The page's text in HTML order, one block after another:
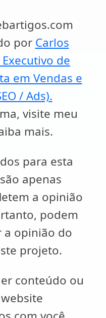
por Carlos
de
em Vendas e
/ Ads).
visite meu
mais.
para esta
apenas
a opinião
podem
a opinião do
projeto.
conteúdo ou